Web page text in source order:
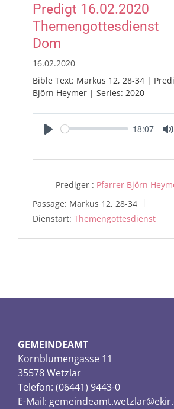
Predigt 16.02.2020
Themengottesdienst
Dom
16.02.2020
Bible Text: Markus 12, 28-34 |
Björn Heymer | Series: 2020
Play
18:07
Prediger : Pfarrer Björn
Passage: Markus 12, 28-34
Dienstart: Themengottesdienst
GEMEINDEAMT
Kornblumengasse 11
35578 Wetzlar
Telefon: (06441) 9443-0
E-Mail: